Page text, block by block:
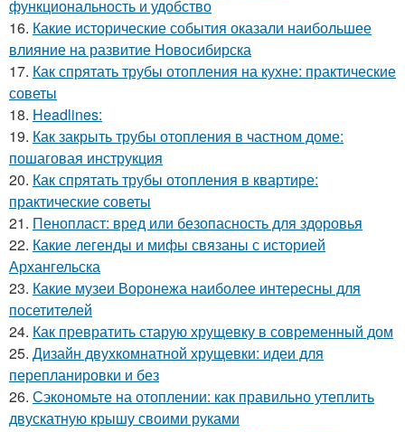
функциональность и удобство
16. Какие исторические события оказали наибольшее
влияние на развитие Новосибирска
17. Как спрятать трубы отопления на кухне: практические
советы
18. Headlines:
19. Как закрыть трубы отопления в частном доме:
пошаговая инструкция
20. Как спрятать трубы отопления в квартире:
практические советы
21. Пенопласт: вред или безопасность для здоровья
22. Какие легенды и мифы связаны с историей
Архангельска
23. Какие музеи Воронежа наиболее интересны для
посетителей
24. Как превратить старую хрущевку в современный дом
25. Дизайн двухкомнатной хрущевки: идеи для
перепланировки и без
26. Сэкономьте на отоплении: как правильно утеплить
двускатную крышу своими руками